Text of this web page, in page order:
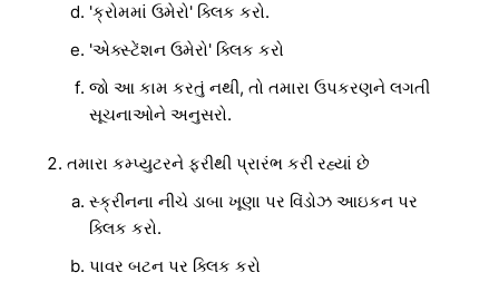
'ક્રોમમાં ઉમેરો' ક્લિક કરો.
'એક્સ્ટેંશન ઉમેરો' ક્લિક કરો
જો આ કામ કરતું નથી, તો તમારા ઉપકરણને લગતી
સૂચનાઓને અનુસરો.
તમારા કમ્પ્યુટરને ફરીથી પ્રારંભ કરી રહ્યાં છે
સ્ક્રીનના નીચે ડાબા ખૂણા પર વિંડોઝ આઇકન પર
ક્લિક કરો.
પાવર બટન પર ક્લિક કરો